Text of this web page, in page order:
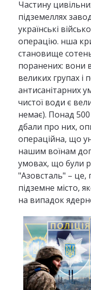
Частину
підземеллях
українські
операцію. нша
становище
поранених: вони
великих групах і
антисанітарних
чистої води є
немає). Понад 500
дбали про них,
операційна, що
нашим воїнам
умовах, що були
"Азовсталь" – це,
підземне місто,
на випадок